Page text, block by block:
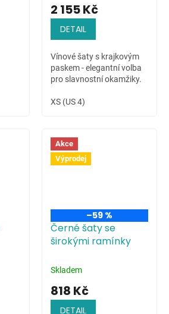
2 155 Kč
DETAIL
Vínové šaty s krajkovým
paskem - elegantní volba
pro slavnostní okamžiky.
XS (US 4)
Akce
Výprodej
–59 %
Černé šaty se
širokými ramínky
Skladem
818 Kč
DETAIL